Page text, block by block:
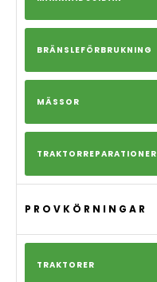
BRÄNSLEFÖRBRUKNING
MÄSSOR
TRAKTORREPARATIONER
PROVKÖRNINGAR
TRAKTORER